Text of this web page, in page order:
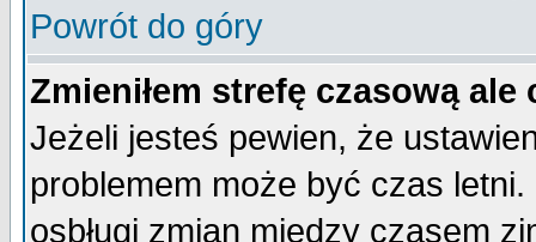
Powrót do góry
Zmieniłem strefę czasową
Jeżeli jesteś pewien, że
problemem może być czas
osbługi zmian między czasem